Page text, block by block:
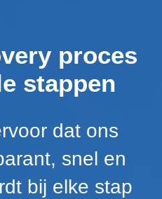
proces
stappen
dat ons
snel en
bij elke stap